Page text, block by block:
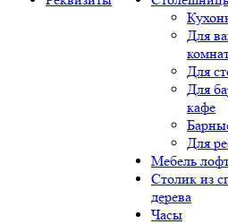
Для
Для
Для
кафе
Для
Мебель
Столик из
дерева
Часы